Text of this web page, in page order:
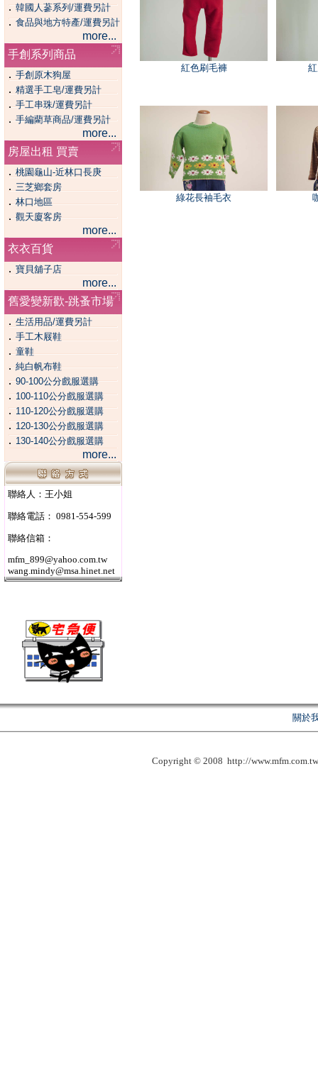
．韓國人蔘系列/運費另計
．食品與地方特產/運費另計
more...
手創系列商品
． 手創原木狗屋
． 精選手工皂/運費另計
． 手工串珠/運費另計
．手編藺草商品/運費另計
more...
房屋出租 買賣
． 桃園龜山-近林口長庚
． 三芝鄉套房
． 林口地區
．觀天廈客房
more...
衣衣百貨
． 寶貝舖子店
more...
舊愛變新歡-跳蚤市場
． 生活用品/運費另計
． 手工木屐鞋
． 童鞋
．純白帆布鞋
．90-100公分戲服選購
．100-110公分戲服選購
．110-120公分戲服選購
．120-130公分戲服選購
． 130-140公分戲服選購
more...
聯絡人：王小姐
聯絡電話： 0981-554-599
聯絡信箱：
mfm_899@yahoo.com.tw
wang.mindy@msa.hinet.net
紅色刷毛褲
綠花長袖毛衣
關於
Copyright © 2008 http://